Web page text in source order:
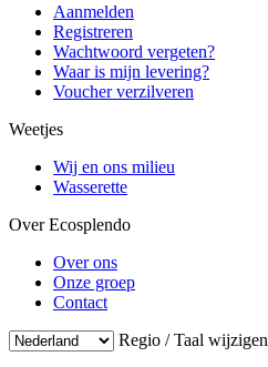
Aanmelden
Registreren
Wachtwoord vergeten?
Waar is mijn levering?
Voucher verzilveren
Weetjes
Wij en ons milieu
Wasserette
Over Ecosplendo
Over ons
Onze groep
Contact
Regio / Taal wijzigen